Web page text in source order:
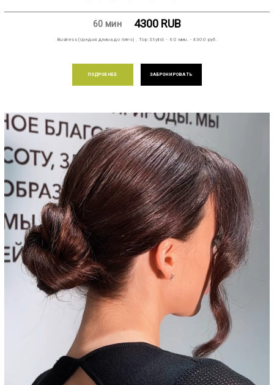
60 мин 4300 RUB
Business (средня длина до плеч) . Top Stylist - 60 мин. - 4300 руб.
ПОДРОБНЕЕ ЗАБРОНИРОВАТЬ